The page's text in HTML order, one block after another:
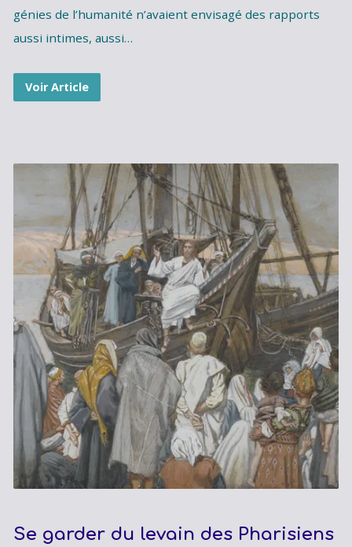
génies de l’humanité n’avaient envisagé des rapports
aussi intimes, aussi…
Voir Article
Se garder du levain des Pharisiens